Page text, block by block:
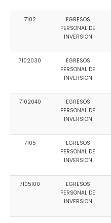
7102
EGRESOS
PERSONAL DE
INVERSION
7102030
EGRESOS
PERSONAL DE
INVERSION
7102040
EGRESOS
PERSONAL DE
INVERSION
7105
EGRESOS
PERSONAL DE
INVERSION
7105100
EGRESOS
PERSONAL DE
INVERSION